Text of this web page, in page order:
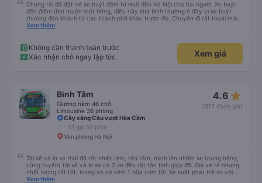
Chúng tôi đã đặt vé xe buýt đêm từ Huế đến Hà Nội cho hai người. Xe buýt
đến điểm đón muộn một tiếng, điều này khá bình thường ở đây vì xe buýt
thường đón khách từ các thành phố khác trước đó. Chuyến đi rất thoải mái,
ghế nằm êm ái, và ngay cả người cao 1,80 m như tôi vẫn ngủ ngon. Sau khi
rắc rối như vậy, nhưng thật tốt khi thấy công ty xe buýt quan tâm đến
khách hàng của mình. Chúng tôi chắc chắn sẽ đi xe của họ lần nữa.
Xem thêm
Không cần thanh toán trước
Xác nhận chỗ ngay lập tức
Xem giá
Bình Tâm
Giường nằm 46 chỗ
Limousine 36 phòng
4.6 star_rate
(317 đánh giá)
Cây xăng Cầu vượt Hòa Cầm
13 giờ 50 phút
Văn phòng Hà Nội
Tài xế và lơ xe thái độ rất nhiệt tình, tận tâm, mình lên nhầm xe (cùng hãng,
cùng tuyến) tài xế và lơ xe cả 2 xe đều rất tận tình giúp đỡ. Giá vé rẻ nhưng
chất lượng rất tốt, trong vé có kèm 1 bữa cơm tối. Xe xuất phát trễ so với
trên app 45p, nhưng do bão nên trời mưa rất to, có thể thông cảm được.
Xem thêm